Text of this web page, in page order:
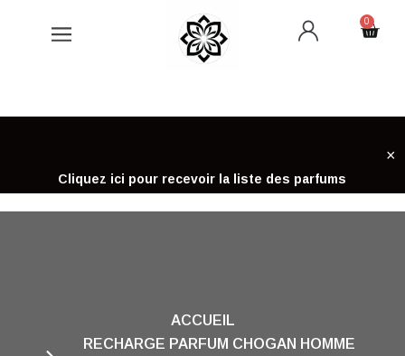
0
Cart
Cliquez ici pour recevoir la liste des parfums
×
ACCUEIL
RECHARGE PARFUM CHOGAN HOMME